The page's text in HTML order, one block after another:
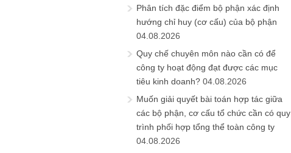
Phân tích đặc điểm bộ phận xác định
hướng chỉ huy (cơ cấu) của bộ phận
04.08.2026
Quy chế chuyên môn nào cần có để
công ty hoạt động đạt được các mục
tiêu kinh doanh? 04.08.2026
Muốn giải quyết bài toán hợp tác giữa
các bộ phận, cơ cấu tổ chức cần có quy
trình phối hợp tổng thể toàn công ty
04.08.2026